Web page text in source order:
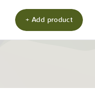
+ Add product